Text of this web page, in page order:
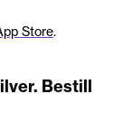
Store.
Bestill